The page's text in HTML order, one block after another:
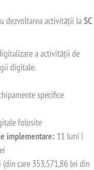
dezvoltarea activității laSC
a activității de
digitale.
specifice
folosite
implementare: 11 luni |
care 353.571,86 lei din